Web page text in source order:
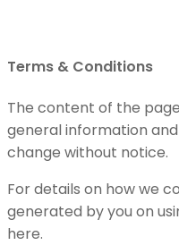
Terms & Conditions
The content of the
general information
change without notice.
For details on how we
generated by you on
here.